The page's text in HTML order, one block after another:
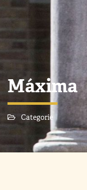
Máxima
Categorie